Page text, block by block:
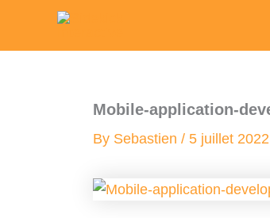
content
Mobile-application-
By Sebastien / 5 juillet 2022